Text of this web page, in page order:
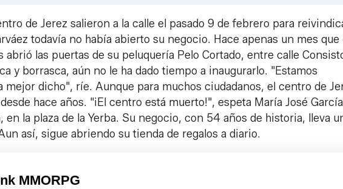
de Jerez salieron a la calle el pasado 9 de febrero para
todavía no había abierto su negocio. Hace apenas un mes que
las puertas de su peluquería Pelo Cortado, entre calle
y borrasca, aún no le ha dado tiempo a inaugurarlo. "Estamos
mejor dicho", ríe. Aunque para muchos ciudadanos, el centro de
hace años. "¡El centro está muerto!", espeta María José
en la plaza de la Yerba. Su negocio, con 54 años de historia, lleva
así, sigue abriendo su tienda de regalos a diario.
MMORPG